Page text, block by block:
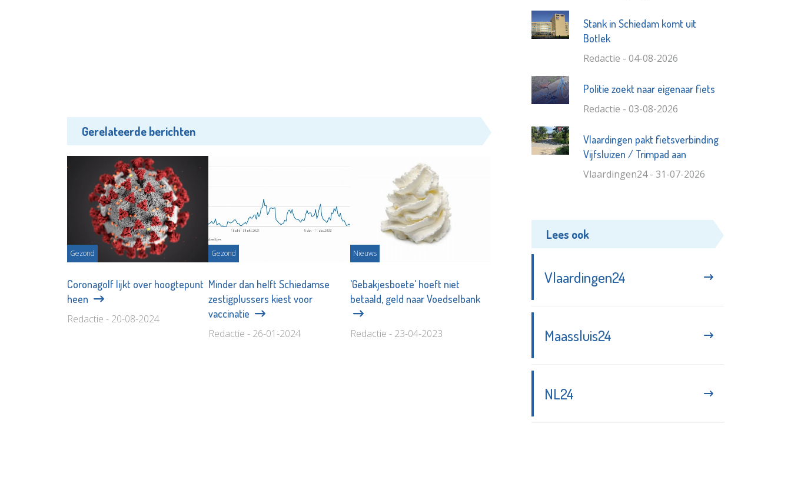
Gerelateerde berichten
Gezond
Coronagolf lijkt over hoogtepunt
heen
Redactie - 20-08-2024
Gezond
Minder dan helft Schiedamse
zestigplussers kiest voor
vaccinatie
Redactie - 26-01-2024
Nieuws
'Gebakjesboete' hoeft niet
betaald, geld naar Voedselbank
Redactie - 23-04-2023
Stank in Schiedam komt uit
Botlek
Redactie - 04-08-2026
Politie zoekt naar eigenaar fiets
Redactie - 03-08-2026
Vlaardingen pakt fietsverbinding
Vijfsluizen / Trimpad aan
Vlaardingen24 - 31-07-2026
Lees ook
Vlaardingen24
Maassluis24
NL24